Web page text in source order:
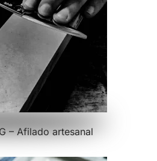
– Afilado artesanal